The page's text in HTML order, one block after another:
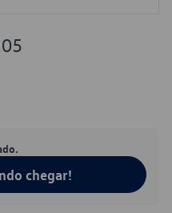
chegar!